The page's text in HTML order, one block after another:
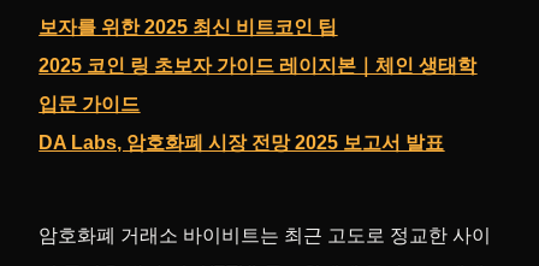
보자를 위한 2025 최신 비트코인 팁
2025 코인 링 초보자 가이드 레이지본｜체인 생태학
입문 가이드
DA Labs, 암호화폐 시장 전망 2025 보고서 발표
암호화폐 거래소 바이비트는 최근 고도로 정교한 사이